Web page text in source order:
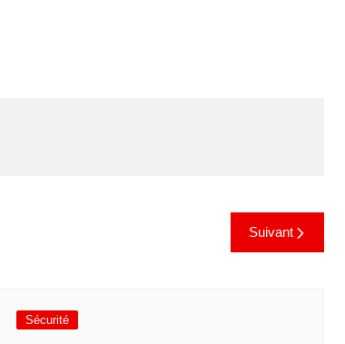
Suivant
Sécurité